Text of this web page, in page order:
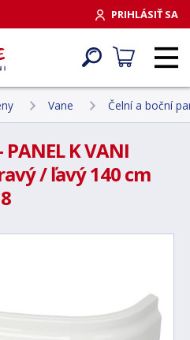
PRIHLÁSIŤ SA
Vane Čelní a boční
PANEL K VANI
/ ľavý 140 cm